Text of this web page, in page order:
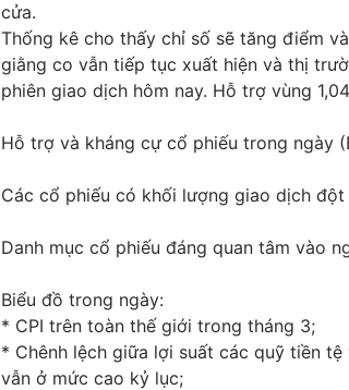
cửa.
Thống kê cho thấy chỉ số sẽ tăng điểm
giằng co vẫn tiếp tục xuất hiện và thị
phiên giao dịch hôm nay. Hỗ trợ vùng
Hỗ trợ và kháng cự cổ phiếu trong ngày
Các cổ phiếu có khối lượng giao dịch
Danh mục cổ phiếu đáng quan tâm vào
Biểu đồ trong ngày:
* CPI trên toàn thế giới trong tháng 3;
* Chênh lệch giữa lợi suất các quỹ tiền
vẫn ở mức cao kỷ lục;